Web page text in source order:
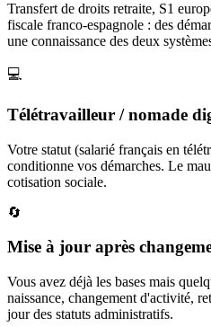
Transfert de droits retraite, S1
fiscale franco-espagnole : des
une connaissance des deux
💻
Télétravailleur / nomade
Votre statut (salarié français en
conditionne vos démarches. Le
cotisation sociale.
🔄
Mise à jour après
Vous avez déjà les bases mais
naissance, changement d'activité,
jour des statuts administratifs.